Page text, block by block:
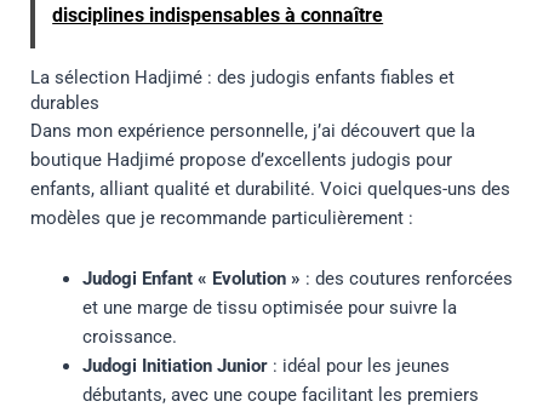
disciplines indispensables à connaître
La sélection Hadjimé : des judogis enfants fiables et
durables
Dans mon expérience personnelle, j’ai découvert que la
boutique Hadjimé propose d’excellents judogis pour
enfants, alliant qualité et durabilité. Voici quelques-uns des
modèles que je recommande particulièrement :
Judogi Enfant « Evolution » : des coutures renforcées
et une marge de tissu optimisée pour suivre la
croissance.
Judogi Initiation Junior : idéal pour les jeunes
débutants, avec une coupe facilitant les premiers